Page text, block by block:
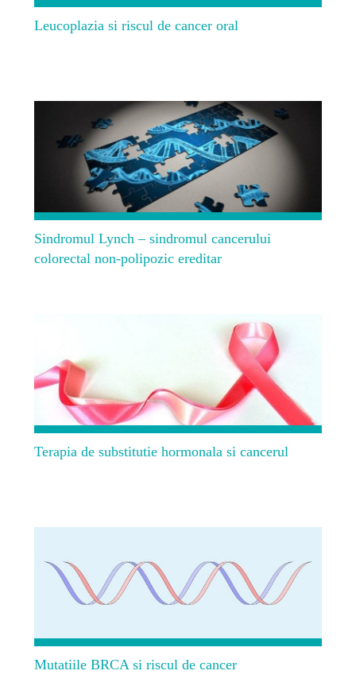
Leucoplazia si riscul de cancer oral
Sindromul Lynch – sindromul cancerului
colorectal non-polipozic ereditar
Terapia de substitutie hormonala si cancerul
Mutatiile BRCA si riscul de cancer